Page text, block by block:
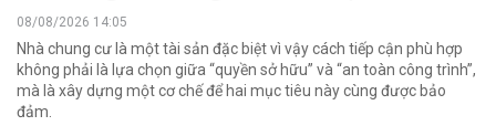
08/08/2026 14:05
Nhà chung cư là một tài sản đặc biệt vì vậy cách tiếp cận phù hợp
không phải là lựa chọn giữa “quyền sở hữu” và “an toàn công trình”,
mà là xây dựng một cơ chế để hai mục tiêu này cùng được bảo
đảm.